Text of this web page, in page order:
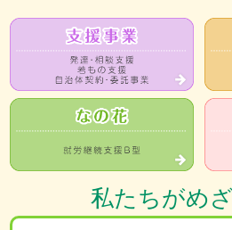
私たちがめ